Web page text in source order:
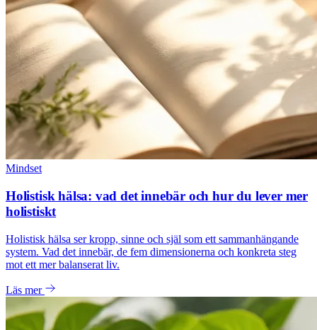
Mindset
Holistisk hälsa: vad det innebär och hur du lever mer
holistiskt
Holistisk hälsa ser kropp, sinne och själ som ett sammanhängande
system. Vad det innebär, de fem dimensionerna och konkreta steg
mot ett mer balanserat liv.
Läs mer